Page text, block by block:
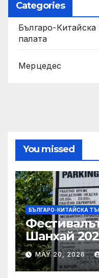
Categories
Българо-
палaта
Мерцедес
You missed
БЪЛГАРО-КИТАЙСКА
Шанхай
вълнуващи
MAY 20, 2026